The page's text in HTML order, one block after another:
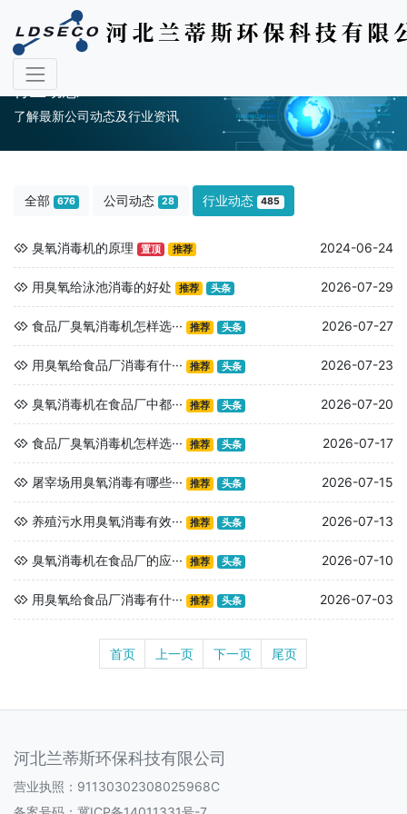
行业动态
了解最新公司动态及行业资讯
全部 676 公司动态 28 行业动态 485
臭氧消毒机的原理 置顶 推荐 2024-06-24
用臭氧给泳池消毒的好处 推荐 头条 2026-07-29
食品厂臭氧消毒机怎样选··· 推荐 头条 2026-07-27
用臭氧给食品厂消毒有什··· 推荐 头条 2026-07-23
臭氧消毒机在食品厂中都··· 推荐 头条 2026-07-20
食品厂臭氧消毒机怎样选··· 推荐 头条 2026-07-17
屠宰场用臭氧消毒有哪些··· 推荐 头条 2026-07-15
养殖污水用臭氧消毒有效··· 推荐 头条 2026-07-13
臭氧消毒机在食品厂的应··· 推荐 头条 2026-07-10
用臭氧给食品厂消毒有什··· 推荐 头条 2026-07-03
首页 上一页 下一页 尾页
河北兰蒂斯环保科技有限公司
营业执照：91130302308025968C